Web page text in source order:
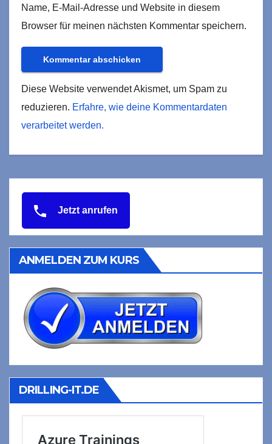
Name, E-Mail-Adresse und Website in diesem
Browser für meinen nächsten Kommentar speichern.
Diese Website verwendet Akismet, um Spam zu
reduzieren. Erfahre, wie deine Kommentardaten
verarbeitet werden.
Jetzt anrufen
ANMELDEN ZUM KURS
DRILLING-IT.DE